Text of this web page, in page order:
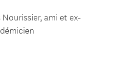
ami et ex-